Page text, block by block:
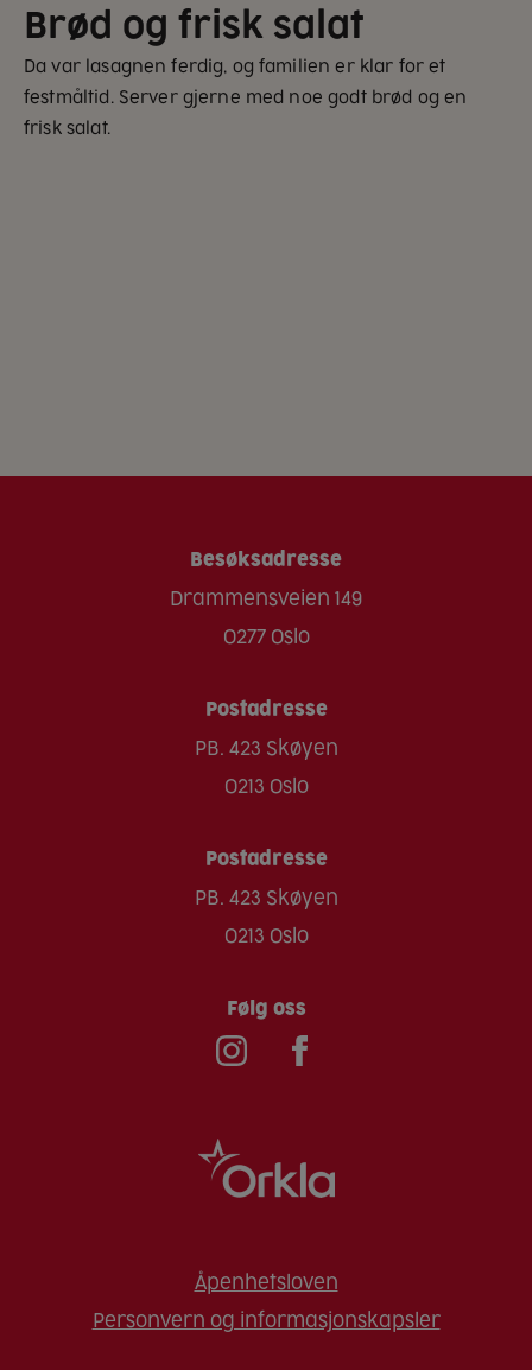
Brød og frisk salat
Da var lasagnen ferdig, og familien er klar for et
festmåltid. Server gjerne med noe godt brød og en
frisk salat.
Besøksadresse
Drammensveien 149
0277 Oslo
Postadresse
PB. 423 Skøyen
0213 Oslo
Postadresse
PB. 423 Skøyen
0213 Oslo
Følg oss
Åpenhetsloven
Personvern og informasjonskapsler